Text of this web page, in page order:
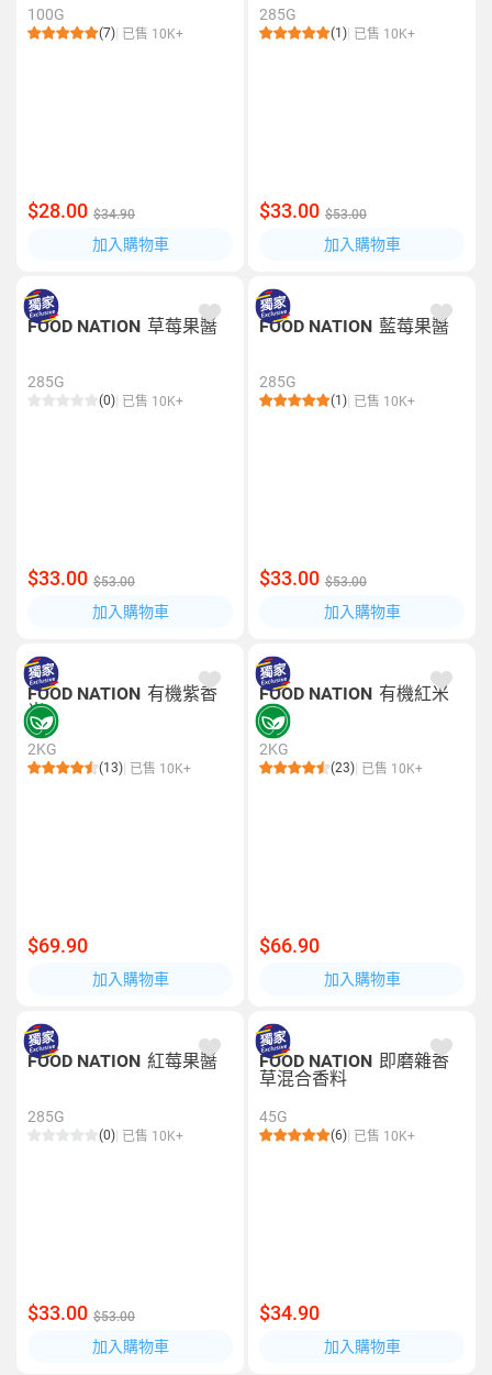
100G
(7) 已售 10K+
$28.00 $34.90
加入購物車
285G
(1) 已售 10K+
$33.00 $53.00
加入購物車
FOOD NATION 草莓果醬
285G
(0) 已售 10K+
$33.00 $53.00
加入購物車
FOOD NATION 藍莓果醬
285G
(1) 已售 10K+
$33.00 $53.00
加入購物車
FOOD NATION 有機紫香
米
2KG
(13) 已售 10K+
$69.90
加入購物車
FOOD NATION 有機紅米
2KG
(23) 已售 10K+
$66.90
加入購物車
FOOD NATION 紅莓果醬
285G
(0) 已售 10K+
$33.00 $53.00
加入購物車
FOOD NATION 即磨雜香
草混合香料
45G
(6) 已售 10K+
$34.90
加入購物車